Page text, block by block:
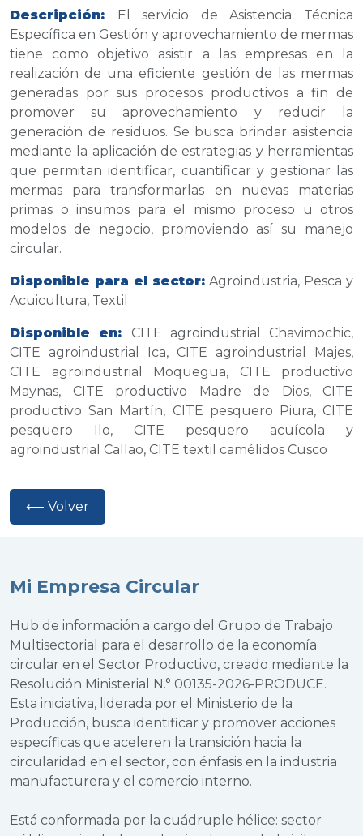
Descripción: El servicio de Asistencia Técnica
Específica en Gestión y aprovechamiento de mermas
tiene como objetivo asistir a las empresas en la
realización de una eficiente gestión de las mermas
generadas por sus procesos productivos a fin de
promover su aprovechamiento y reducir la
generación de residuos. Se busca brindar asistencia
mediante la aplicación de estrategias y herramientas
que permitan identificar, cuantificar y gestionar las
mermas para transformarlas en nuevas materias
primas o insumos para el mismo proceso u otros
modelos de negocio, promoviendo así su manejo
circular.
Disponible para el sector:Agroindustria, Pesca y
Acuicultura, Textil
Disponible en: CITE agroindustrial Chavimochic,
CITE agroindustrial Ica, CITE agroindustrial Majes,
CITE agroindustrial Moquegua, CITE productivo
Maynas, CITE productivo Madre de Dios, CITE
productivo San Martín, CITE pesquero Piura, CITE
pesquero Ilo, CITE pesquero acuícola y
agroindustrial Callao, CITE textil camélidos Cusco
⟵ Volver
Mi Empresa Circular
Hub de información a cargo del Grupo de Trabajo
Multisectorial para el desarrollo de la economía
circular en el Sector Productivo, creado mediante la
Resolución Ministerial N.° 00135-2026-PRODUCE.
Esta iniciativa, liderada por el Ministerio de la
Producción, busca identificar y promover acciones
específicas que aceleren la transición hacia la
circularidad en el sector, con énfasis en la industria
manufacturera y el comercio interno.
Está conformada por la cuádruple hélice: sector